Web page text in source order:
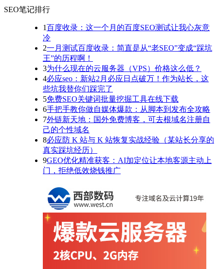
SEO笔记排行
1百度收录：这一个月的百度SEO测试让我心灰意
冷
2一月测试百度收录：简直是从“老SEO”变成“踩坑
王”的历程啊！
3为什么现在的云服务器（VPS）价格这么低？
4必应seo：新站2月必应日点破万！作为站长，这
些坑我替你们踩完了
5免费SEO关键词批量挖掘工具在线下载
6手把手教你做自媒体爆款：从脚本到发布全攻略
7外链新天地：国外免费博客，可去根域名注册自
己的个性域名
8必应防 K 站与 K 站恢复实战经验（某站长分享的
真实踩坑经历）
9GEO优化精准获客：AI加定位让本地客源主动上
门，拒绝低效烧钱推广